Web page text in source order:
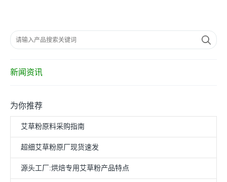
新闻资讯
为你推荐
艾草粉原料采购指南
超细艾草粉原厂现货速发
源头工厂:烘焙专用艾草粉产品特点